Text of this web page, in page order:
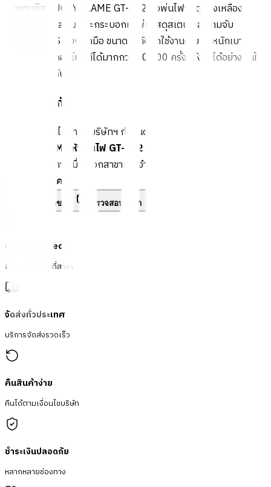
ปืนจุดแก๊ส LUCKY FLAME GT-202 หัวพ่นไฟวัสดุทองเหลือง
ทนทานไม่เป็นสนิม และกระบอกหัวพ่นวัสดุสเตนเลส ด้ามจับ
พลาสติก ABS จับถนัดมือ ขนาดกะทัดรัดใช้งานง่าย น้ำหนักเบา
สามารถจุดติดอัตโนมัติได้มากกว่า 10,000 ครั้ง ใช้งานได้อย่างมั่นใจ
สินค้ารับประกัน 1 ปี
การรับประกัน
เงื่อนไขให้เป็นไปตามที่บริษัทฯ กำหนด
LUCKY FRAME หัวพ่นไฟ GT-202 สีดำ-ส้ม
พร้อมดำเนินการเมื่อเลือกสาขาและจำนวนสินค้า
ตรวจสอบราคา
เปลี่ยนสาขา ตรวจสอบราคา
Click & Collect
สั่งออนไลน์ รับที่สาขา
จัดส่งทั่วประเทศ
บริการจัดส่งรวดเร็ว
คืนสินค้าง่าย
คืนได้ตามเงื่อนไขบริษัท
ชำระเงินปลอดภัย
หลากหลายช่องทาง